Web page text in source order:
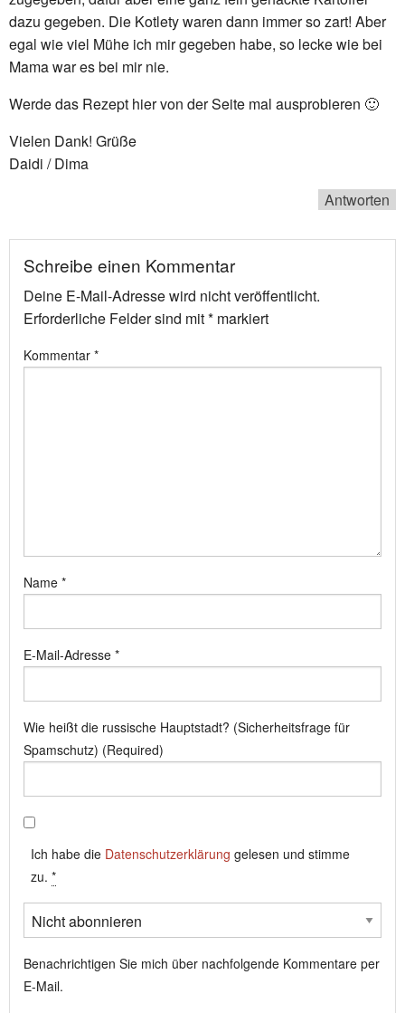
dazu gegeben. Die Kotlety waren dann immer so zart! Aber
egal wie viel Mühe ich mir gegeben habe, so lecke wie bei
Mama war es bei mir nie.
Werde das Rezept hier von der Seite mal ausprobieren 🙂
Vielen Dank! Grüße
Daidi / Dima
Antworten
Schreibe einen Kommentar
Deine E-Mail-Adresse wird nicht veröffentlicht.
Erforderliche Felder sind mit* markiert
Kommentar *
Name *
E-Mail-Adresse *
Wie heißt die russische Hauptstadt? (Sicherheitsfrage für
Spamschutz) (Required)
Ich habe die Datenschutzerklärung gelesen und stimme
zu. *
Benachrichtigen Sie mich über nachfolgende Kommentare per
E-Mail.